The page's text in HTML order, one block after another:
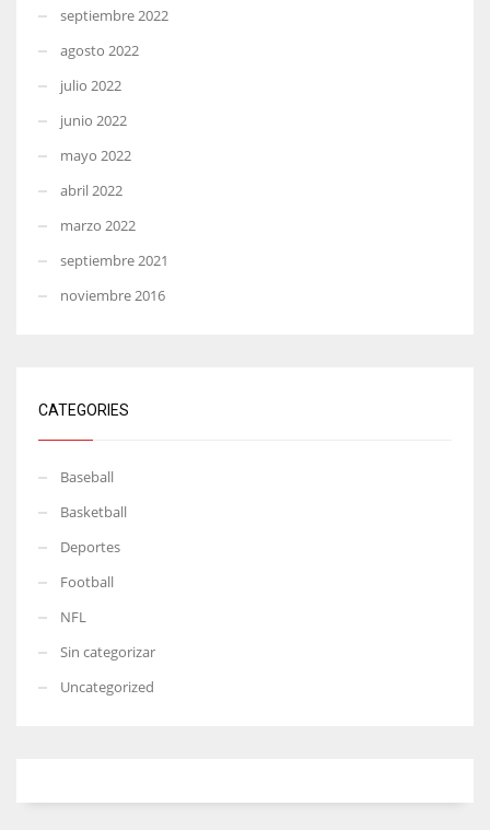
septiembre 2022
agosto 2022
julio 2022
junio 2022
mayo 2022
abril 2022
marzo 2022
septiembre 2021
noviembre 2016
CATEGORIES
Baseball
Basketball
Deportes
Football
NFL
Sin categorizar
Uncategorized